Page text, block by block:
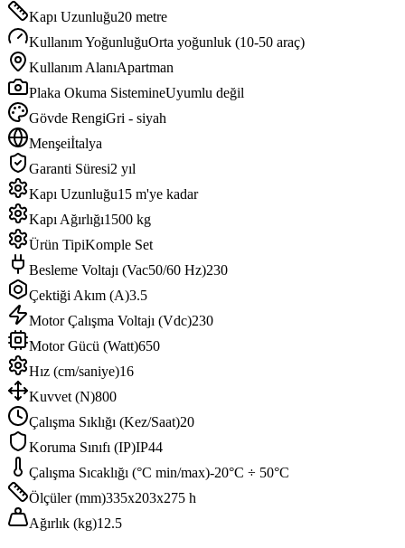
Kapı Uzunluğu20 metre
Kullanım YoğunluğuOrta yoğunluk (10-50 araç)
Kullanım AlanıApartman
Plaka Okuma SistemineUyumlu değil
Gövde RengiGri - siyah
Menşeiİtalya
Garanti Süresi2 yıl
Kapı Uzunluğu15 m'ye kadar
Kapı Ağırlığı1500 kg
Ürün TipiKomple Set
Besleme Voltajı (Vac50/60 Hz)230
Çektiği Akım (A)3.5
Motor Çalışma Voltajı (Vdc)230
Motor Gücü (Watt)650
Hız (cm/saniye)16
Kuvvet (N)800
Çalışma Sıklığı (Kez/Saat)20
Koruma Sınıfı (IP)IP44
Çalışma Sıcaklığı (°C min/max)-20°C ÷ 50°C
Ölçüler (mm)335x203x275 h
Ağırlık (kg)12.5